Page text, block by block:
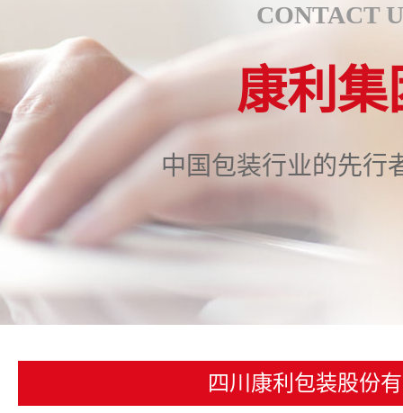
CONTACT
康利集
中国包装行业的先行
四川康利包装股份